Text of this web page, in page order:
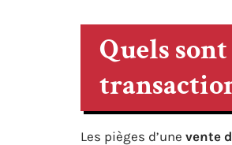
Quels
Les pièges d’une vente